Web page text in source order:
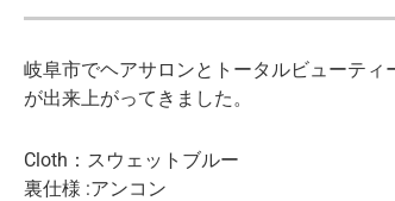
岐阜市でヘアサロンとトータルビューテ
が出来上がってきました。
Cloth：スウェットブルー
裏仕様 :アンコン